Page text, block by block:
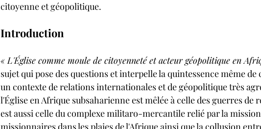
citoyenne et géopolitique.
Introduction
« L'Église comme moule de citoyenneté et acteur géopolitique en
sujet qui pose des questions et interpelle la quintessence même
un contexte de relations internationales et de géopolitique très
l'Église en Afrique subsaharienne est mêlée à celle des guerres de
est aussi celle du complexe militaro-mercantile relié par la